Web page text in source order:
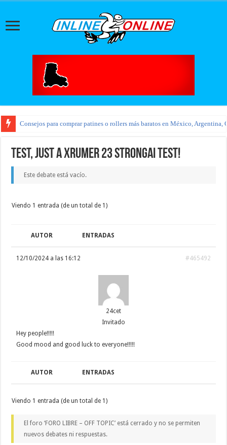
Consejos para comprar patines o rollers más baratos en México, Argentina,
Test, just a XRumer 23 StrongAI test!
Este debate está vacío.
Viendo 1 entrada (de un total de 1)
AUTOR ENTRADAS
12/10/2024 a las 16:12 #465492
24cet
Invitado
Hey people!!!!!
Good mood and good luck to everyone!!!!!
AUTOR ENTRADAS
Viendo 1 entrada (de un total de 1)
El foro ‘FORO LIBRE – OFF TOPIC’ está cerrado y no se permiten
nuevos debates ni respuestas.